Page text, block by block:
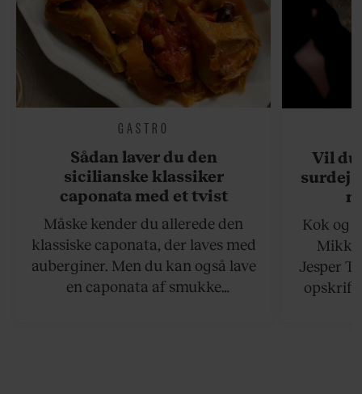
GASTRO
Sådan laver du den
sicilianske klassiker
caponata med et tvist
Måske kender du allerede den
klassiske caponata, der laves med
auberginer. Men du kan også lave
en caponata af smukke
Vil du
Kok og
Jesper
opskrift